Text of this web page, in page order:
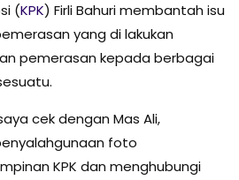
(KPK) Firli Bahuri membantah isu
yang di lakukan
pemerasan kepada berbagai
cek dengan Mas Ali,
foto
KPK dan menghubungi